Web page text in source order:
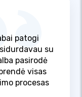
patogi
su
pasirodė
visas
procesas